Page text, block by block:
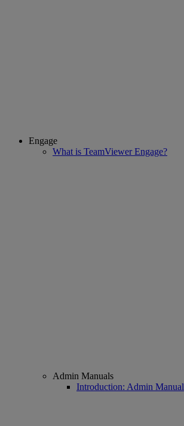
Engage
What is TeamViewer Engage?
Admin Manuals
Introduction: Admin Manual